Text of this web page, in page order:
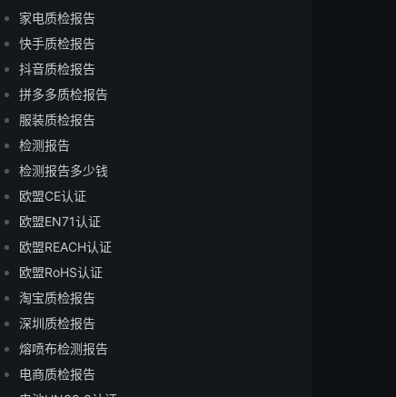
家电质检报告
快手质检报告
抖音质检报告
拼多多质检报告
服装质检报告
检测报告
检测报告多少钱
欧盟CE认证
欧盟EN71认证
欧盟REACH认证
欧盟RoHS认证
淘宝质检报告
深圳质检报告
熔喷布检测报告
电商质检报告